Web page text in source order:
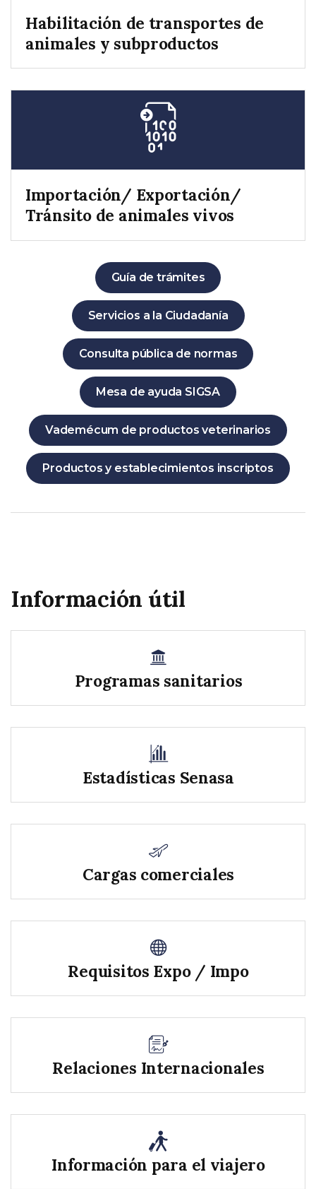
Habilitación de transportes de
animales y subproductos
Importación/ Exportación/
Tránsito de animales vivos
Guía de trámites
Servicios a la Ciudadanía
Consulta pública de normas
Mesa de ayuda SIGSA
Vademécum de productos veterinarios
Productos y establecimientos inscriptos
Información útil
Programas sanitarios
Estadísticas Senasa
Cargas comerciales
Requisitos Expo / Impo
Relaciones Internacionales
Información para el viajero